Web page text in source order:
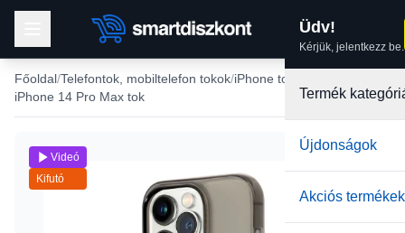
Üdv!
Kérjük, jelentkezz be.
Termék
Újdonságok
Akciós termékek
Főoldal Telefontok, mobiltelefon tokok iPhone tokok
iPhone 14 Pro Max tok
Videó
Kifutó